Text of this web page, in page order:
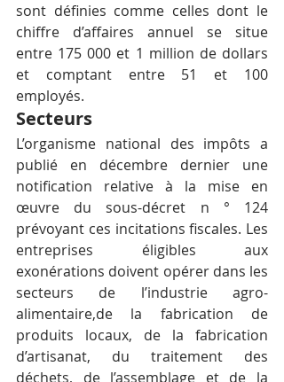
sont définies comme celles dont le
chiffre d’affaires annuel se situe
entre 175 000 et 1 million de dollars
et comptant entre 51 et 100
employés.
Secteurs
L’organisme national des impôts a
publié en décembre dernier une
notification relative à la mise en
œuvre du sous-décret n ° 124
prévoyant ces incitations fiscales. Les
entreprises éligibles aux
exonérations doivent opérer dans les
secteurs de l’industrie agro-
alimentaire,de la fabrication de
produits locaux, de la fabrication
d’artisanat, du traitement des
déchets, de l’assemblage et de la